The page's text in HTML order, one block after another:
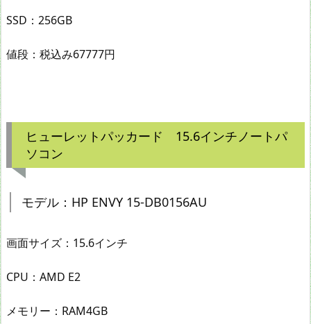
SSD：256GB
値段：税込み67777円
ヒューレットパッカード 15.6インチノートパ
ソコン
モデル：HP ENVY 15-DB0156AU
画面サイズ：15.6インチ
CPU：AMD E2
メモリー：RAM4GB